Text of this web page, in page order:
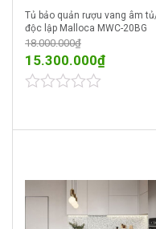
Tủ bảo quản rượu vang âm
độc lập Malloca MWC-20BG
18.000.000₫
15.300.000₫
of